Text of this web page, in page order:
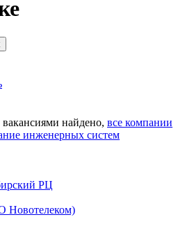
найдено, все компании
инженерных систем
РЦ
Новотелеком)